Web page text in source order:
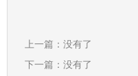
上一篇：没有了
下一篇：没有了